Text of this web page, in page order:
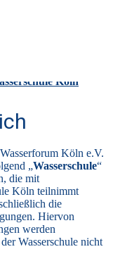
Köln
Köln e.V.
„Wasserschule“
die mit
Köln teilnimmt
die
Hiervon
werden
Wasserschule nicht